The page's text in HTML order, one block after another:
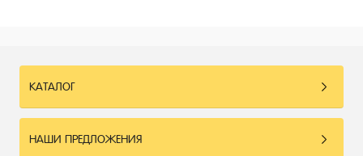
КАТАЛОГ
НАШИ ПРЕДЛОЖЕНИЯ